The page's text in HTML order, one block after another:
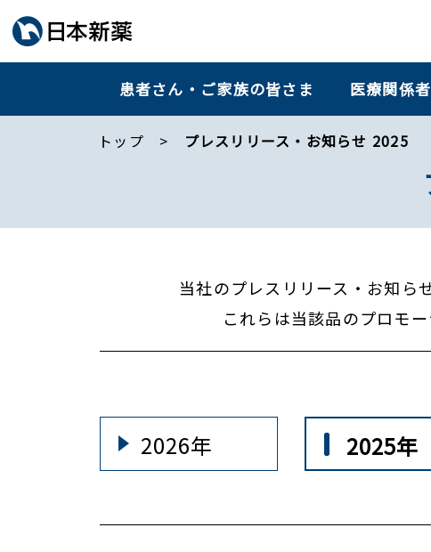
患者さん・ご家族の皆さま 医療関係
トップ プレスリリース・お知らせ 2025
当社のプレスリリース・お知ら
これらは当該品のプロモ
2026年 2025年